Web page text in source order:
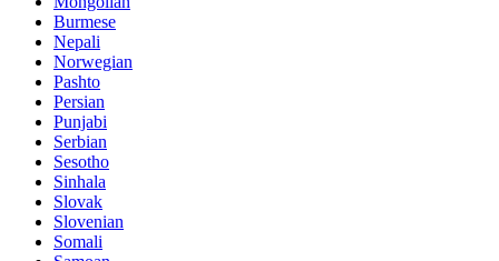
Burmese
Nepali
Norwegian
Pashto
Persian
Punjabi
Serbian
Sesotho
Sinhala
Slovak
Slovenian
Somali